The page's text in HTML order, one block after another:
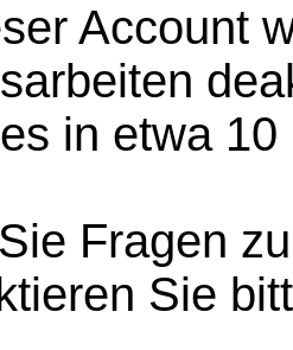
Account
es in etwa
Fragen
Sie